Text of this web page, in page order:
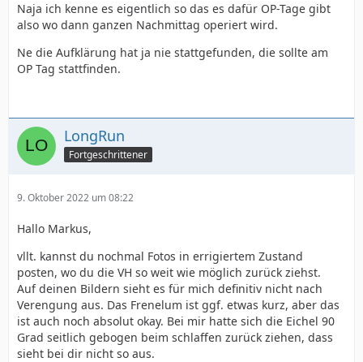
Naja ich kenne es eigentlich so das es dafür OP-Tage gibt
also wo dann ganzen Nachmittag operiert wird.
Ne die Aufklärung hat ja nie stattgefunden, die sollte am
OP Tag stattfinden.
LongRun
Fortgeschrittener
9. Oktober 2022 um 08:22
Hallo Markus,
vllt. kannst du nochmal Fotos in errigiertem Zustand
posten, wo du die VH so weit wie möglich zurück ziehst.
Auf deinen Bildern sieht es für mich definitiv nicht nach
Verengung aus. Das Frenelum ist ggf. etwas kurz, aber das
ist auch noch absolut okay. Bei mir hatte sich die Eichel 90
Grad seitlich gebogen beim schlaffen zurück ziehen, dass
sieht bei dir nicht so aus.